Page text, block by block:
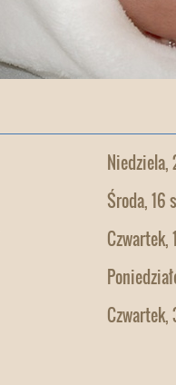
Niedziela,
Środa, 16
Czwartek,
Czwartek,